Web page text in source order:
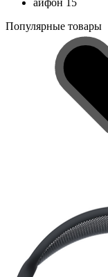
айфон 15
Популярные товары